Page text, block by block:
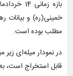
بازه
مطلب بوده است.
در نمودار میله‌ای
قابل استخراج است،